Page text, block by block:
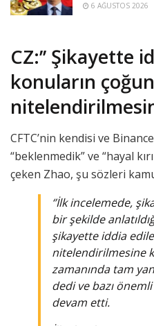
6 AĞUSTOS 2026
CZ:’’ Şikayette
konuların
CFTC’nin kendisi ve
“beklenmedik” ve “hayal
çeken Zhao, şu sözleri
‘’İlk incelemede,
bir şekilde
şikayette iddia
nitelendirilmesine
zamanında tam
dedi ve bazı
devam etti.